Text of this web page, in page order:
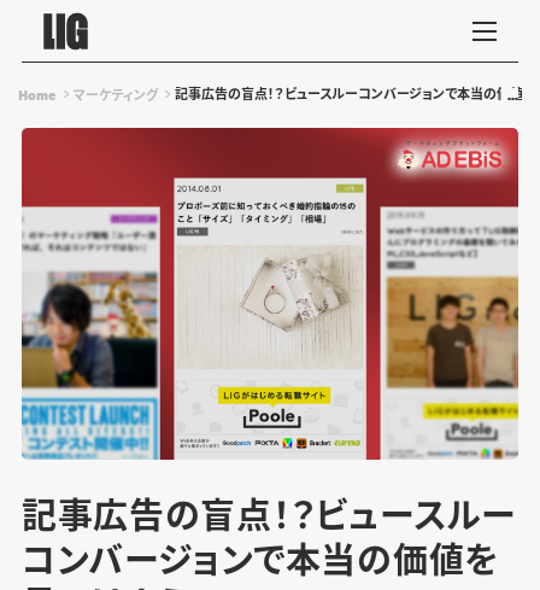
Home マーケティング 記事広告の盲点！？ビュースルーコンバージョンで本当の価値を
記事広告の盲点！？ビュースルー
コンバージョンで本当の価値を